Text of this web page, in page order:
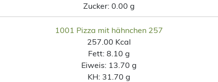
Zucker: 0.00 g
1001 Pizza mit hähnchen 257
257.00 Kcal
Fett: 8.10 g
Eiweis: 13.70 g
KH: 31.70 g